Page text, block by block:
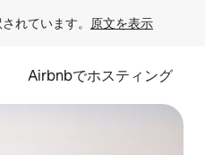
れています。 原文を表示
Airbnbでホスティング